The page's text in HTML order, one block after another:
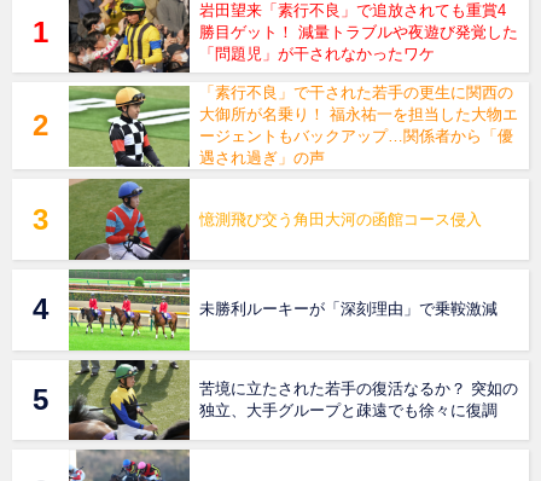
岩田望来「素行不良」で追放されても重賞4
勝目ゲット！ 減量トラブルや夜遊び発覚した
「問題児」が干されなかったワケ
「素行不良」で干された若手の更生に関西の
大御所が名乗り！ 福永祐一を担当した大物エ
ージェントもバックアップ…関係者から「優
遇され過ぎ」の声
憶測飛び交う角田大河の函館コース侵入
未勝利ルーキーが「深刻理由」で乗鞍激減
苦境に立たされた若手の復活なるか？ 突如の
独立、大手グループと疎遠でも徐々に復調